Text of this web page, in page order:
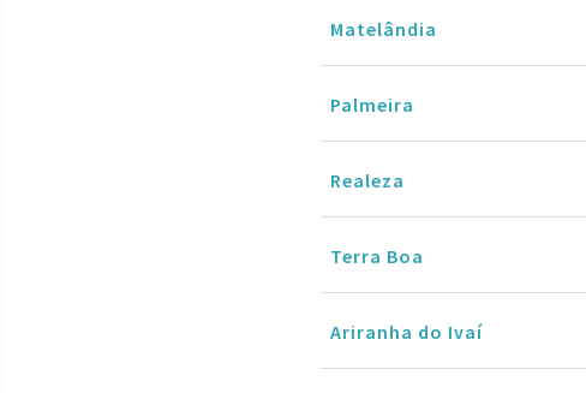
Matelândia
Palmeira
Realeza
Terra Boa
Ariranha do Ivaí